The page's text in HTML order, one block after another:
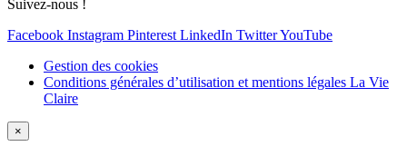
Suivez-nous !
Facebook Instagram Pinterest LinkedIn TwitterYouTube
Gestion des cookies
Conditions générales d’utilisation et mentions légales La Vie
Claire
×